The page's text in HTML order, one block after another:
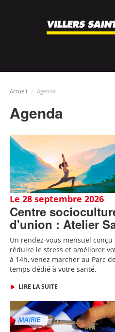
Accueil Agenda
Agenda
Le 28 septembre 2026
Centre
d'union : Atelier
Un rendez-vous mensuel
réduire le stress et améliorer
à 14h, venez marcher au Parc
temps dédié à votre santé.
LIRE LA SUITE